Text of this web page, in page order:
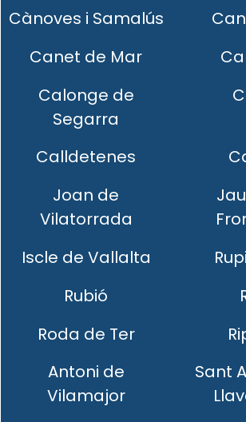
Cànoves i Samalús
Canet de Mar
Calonge de
Segarra
Calldetenes
Joan de
Vilatorrada
Iscle de Vallalta
Rubió
Roda de Ter
Antoni de
Vilamajor
Sant